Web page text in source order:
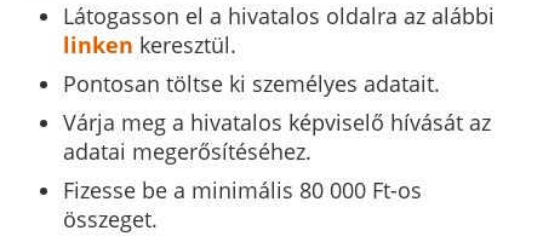
Látogasson el a hivatalos oldalra az alábbi
linken keresztül.
Pontosan töltse ki személyes adatait.
Várja meg a hivatalos képviselő hívását az
adatai megerősítéséhez.
Fizesse be a minimális 80 000 Ft-os
összeget.